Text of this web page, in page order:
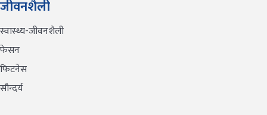
जीवनशैली
स्वास्थ्य-जीवनशैली
फेसन
फिटनेस
सौन्दर्य